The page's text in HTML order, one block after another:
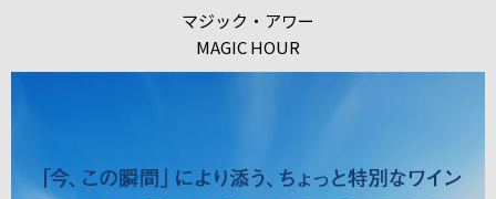
マジック・アワー
MAGIC HOUR